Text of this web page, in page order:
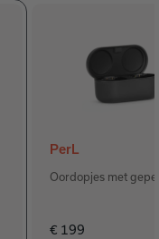
PerL
Oordopjes met
€ 199